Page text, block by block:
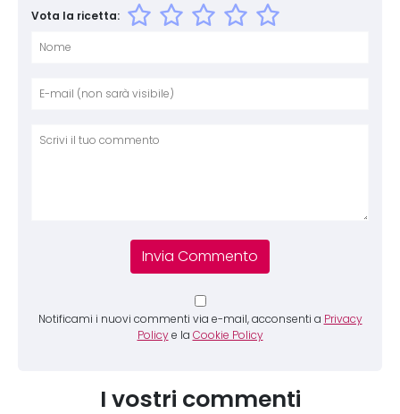
Vota la ricetta:
Notificami i nuovi commenti via e-mail, acconsenti a Privacy
Policy e la Cookie Policy
I vostri commenti